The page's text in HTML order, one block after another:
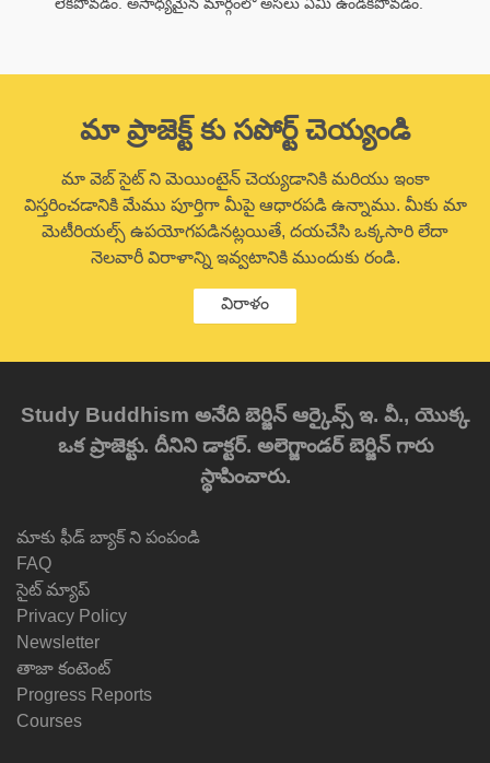
లేకపోవడం. అసాధ్యమైన మార్గంలో అసలు ఏమీ ఉండకపోవడం.
మా ప్రాజెక్ట్ కు సపోర్ట్ చెయ్యండి
మా వెబ్ సైట్ ని మెయింటైన్ చెయ్యడానికి మరియు ఇంకా
విస్తరించడానికి మేము పూర్తిగా మీపై ఆధారపడి ఉన్నాము. మీకు మా
మెటీరియల్స్ ఉపయోగపడినట్లయితే, దయచేసి ఒక్కసారి లేదా
నెలవారీ విరాళాన్ని ఇవ్వటానికి ముందుకు రండి.
విరాళం
Study Buddhism అనేది బెర్జిన్ ఆర్కైవ్స్ ఇ. వీ., యొక్క
ఒక ప్రాజెక్టు. దీనిని డాక్టర్. అలెగ్జాండర్ బెర్జిన్ గారు
స్థాపించారు.
మాకు ఫీడ్ బ్యాక్ ని పంపండి
FAQ
సైట్ మ్యాప్
Privacy Policy
Newsletter
తాజా కంటెంట్
Progress Reports
Courses